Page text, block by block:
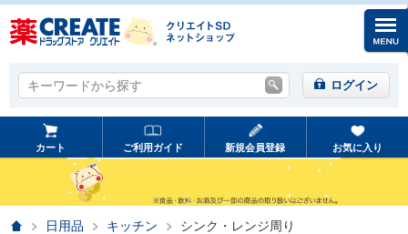
キーワードから探す
キーワードから探す ログイン
カート ご利用ガイド 新規会員登録 お気に入り
ホーム日用品 キッチン シンク・レンジ周り